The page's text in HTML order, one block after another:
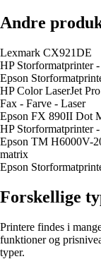
Andre
Lexmark CX921DE
HP Storformatprinter
Epson
HP Color LaserJet
Fax - Farve - Laser
Epson FX 890II Dot
HP Storformatprinter
Epson TM H6000V-
matrix
Epson
Forskellige
Printere findes i
funktioner og
typer.